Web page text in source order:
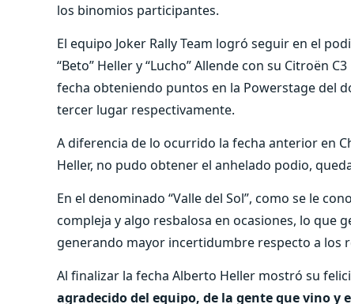
los binomios participantes.
El equipo Joker Rally Team logró seguir en el
“Beto” Heller y “Lucho” Allende con su Citroën
fecha obteniendo puntos en la Powerstage del
tercer lugar respectivamente.
A diferencia de lo ocurrido la fecha anterior en
Heller, no pudo obtener el anhelado podio,
En el denominado “Valle del Sol”, como se le
compleja y algo resbalosa en ocasiones, lo que
generando mayor incertidumbre respecto a los
Al finalizar la fecha Alberto Heller mostró su
agradecido del equipo, de la gente que vino